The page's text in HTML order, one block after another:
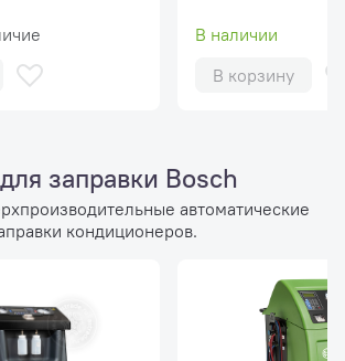
В наличии
В корзину
заправки Bosch
автоматические
кондиционеров.